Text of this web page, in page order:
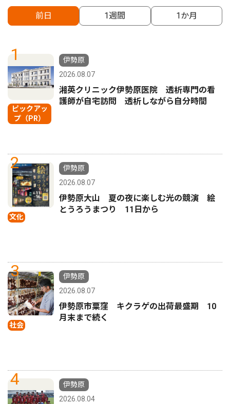
前日 1週間 1か月
1
ピックアッ
プ（PR）
伊勢原
2026.08.07
湘英クリニック伊勢原医院 透析専門の看
護師が自宅訪問 透析しながら自分時間
2
文化
伊勢原
2026.08.07
伊勢原大山 夏の夜に楽しむ光の競演 絵
とうろうまつり 11日から
3
社会
伊勢原
2026.08.07
伊勢原市粟窪 キクラゲの出荷最盛期 10
月末まで続く
4
伊勢原
2026.08.04